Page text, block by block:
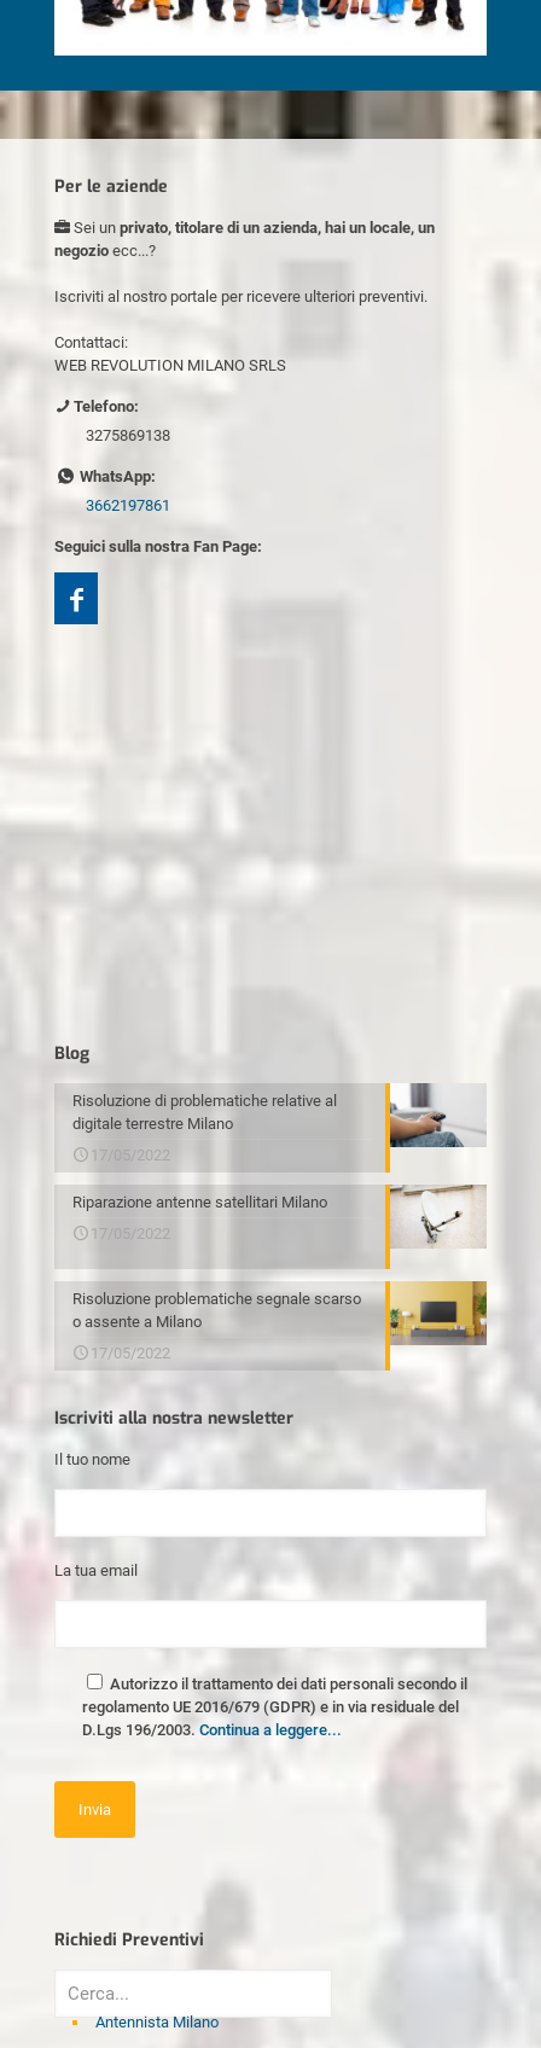
Per le aziende
Sei un privato, titolare di un azienda, hai un locale, un
negozio ecc...?
Iscriviti al nostro portale per ricevere ulteriori preventivi.
Contattaci:
WEB REVOLUTION MILANO SRLS
Telefono:
3275869138
WhatsApp:
3662197861
Seguici sulla nostra Fan Page:
Blog
Risoluzione di problematiche relative al
digitale terrestre Milano
17/05/2022
Riparazione antenne satellitari Milano
17/05/2022
Risoluzione problematiche segnale scarso
o assente a Milano
17/05/2022
Iscriviti alla nostra newsletter
Il tuo nome
La tua email
Autorizzo il trattamento dei dati personali secondo il
regolamento UE 2016/679 (GDPR) e in via residuale del
D.Lgs 196/2003. Continua a leggere...
Richiedi Preventivi
Antennista Milano